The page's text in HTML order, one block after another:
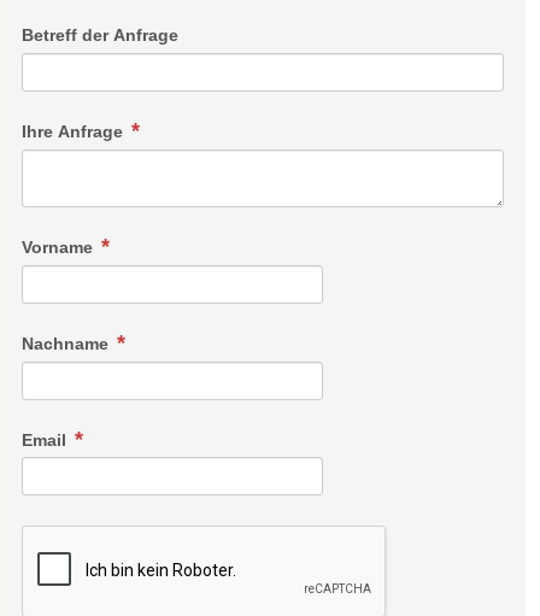
Betreff der Anfrage
Ihre Anfrage
Vorname
Nachname
Email